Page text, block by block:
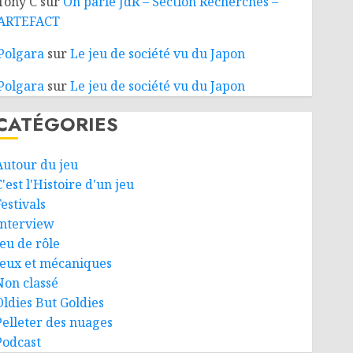
surLe jeu de société vu du Japon
surLe jeu de société vu du Japon
du jeu
l'Histoire d'un jeu
de rôle
et mécaniques
classé
But Goldies
des nuages